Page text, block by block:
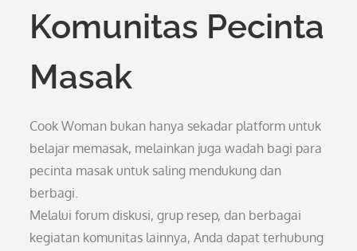
Komunitas Pecinta
Masak
Cook Woman bukan hanya sekadar platform untuk
belajar memasak, melainkan juga wadah bagi para
pecinta masak untuk saling mendukung dan
berbagi.
Melalui forum diskusi, grup resep, dan berbagai
kegiatan komunitas lainnya, Anda dapat terhubung